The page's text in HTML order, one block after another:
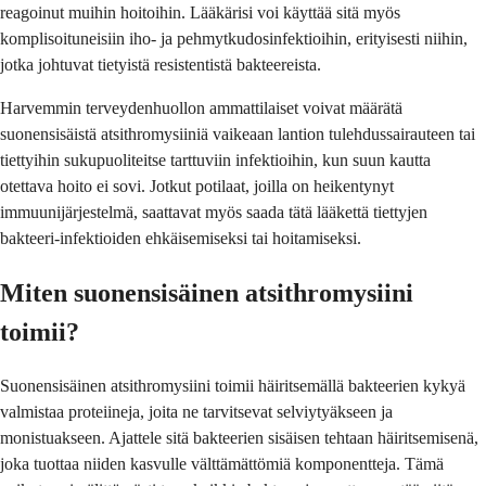
reagoinut muihin hoitoihin. Lääkärisi voi käyttää sitä myös
komplisoituneisiin iho- ja pehmytkudosinfektioihin, erityisesti niihin,
jotka johtuvat tietyistä resistentistä bakteereista.
Harvemmin terveydenhuollon ammattilaiset voivat määrätä
suonensisäistä atsithromysiiniä vaikeaan lantion tulehdussairauteen tai
tiettyihin sukupuoliteitse tarttuviin infektioihin, kun suun kautta
otettava hoito ei sovi. Jotkut potilaat, joilla on heikentynyt
immuunijärjestelmä, saattavat myös saada tätä lääkettä tiettyjen
bakteeri-infektioiden ehkäisemiseksi tai hoitamiseksi.
Miten suonensisäinen atsithromysiini
toimii?
Suonensisäinen atsithromysiini toimii häiritsemällä bakteerien kykyä
valmistaa proteiineja, joita ne tarvitsevat selviytyäkseen ja
monistuakseen. Ajattele sitä bakteerien sisäisen tehtaan häiritsemisenä,
joka tuottaa niiden kasvulle välttämättömiä komponentteja. Tämä